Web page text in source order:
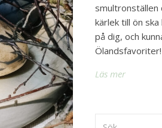
smultronställen
kärlek till ön
på dig, och
Ölandsfavoriter!
Läs mer